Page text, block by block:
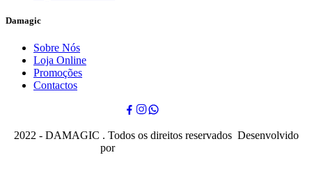
Damagic
Sobre Nós
Loja Online
Promoções
Contactos
2022 - DAMAGIC . Todos os direitos reservados Desenvolvido
por